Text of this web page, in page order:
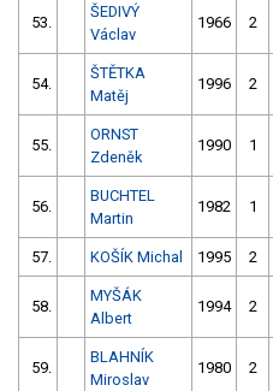
53.
ŠEDIVÝ
Václav
1966 2
54.
ŠTĚTKA
Matěj
1996 2
55.
ORNST
Zdeněk
1990 1
56.
BUCHTEL
Martin
1982 1
57. KOŠÍK Michal 1995 2
58.
MYŠÁK
Albert
1994 2
59.
BLAHNÍK
Miroslav
1980 2